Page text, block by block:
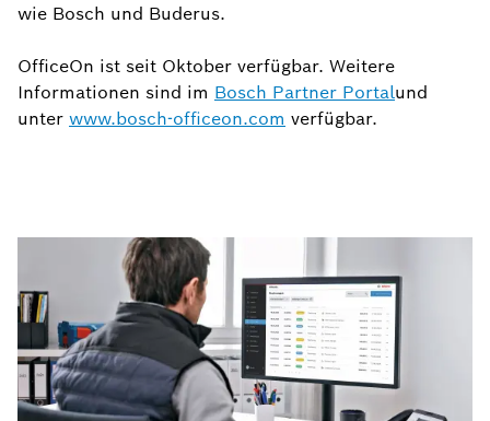
wie Bosch und Buderus.
OfficeOn ist seit Oktober verfügbar. Weitere
Informationen sind im Bosch Partner Portalund
unter www.bosch-officeon.com verfügbar.